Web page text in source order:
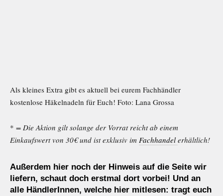
Als kleines Extra gibt es aktuell bei eurem Fachhändler
kostenlose Häkelnadeln für Euch! Foto: Lana Grossa
* = Die Aktion gilt solange der Vorrat reicht ab einem
Einkaufswert von 30€ und ist exklusiv im Fachhandel erhältlich!
Außerdem hier noch der Hinweis auf die Seite wir
liefern, schaut doch erstmal dort vorbei! Und an
alle HändlerInnen, welche hier mitlesen: tragt euch